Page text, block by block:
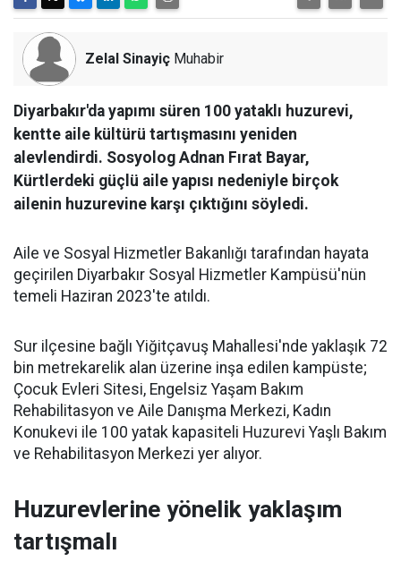
Zelal Sinayiç Muhabir
Diyarbakır'da yapımı süren 100 yataklı huzurevi,
kentte aile kültürü tartışmasını yeniden
alevlendirdi. Sosyolog Adnan Fırat Bayar,
Kürtlerdeki güçlü aile yapısı nedeniyle birçok
ailenin huzurevine karşı çıktığını söyledi.
Aile ve Sosyal Hizmetler Bakanlığı tarafından hayata
geçirilen Diyarbakır Sosyal Hizmetler Kampüsü'nün
temeli Haziran 2023'te atıldı.
Sur ilçesine bağlı Yiğitçavuş Mahallesi'nde yaklaşık 72
bin metrekarelik alan üzerine inşa edilen kampüste;
Çocuk Evleri Sitesi, Engelsiz Yaşam Bakım
Rehabilitasyon ve Aile Danışma Merkezi, Kadın
Konukevi ile 100 yatak kapasiteli Huzurevi Yaşlı Bakım
ve Rehabilitasyon Merkezi yer alıyor.
Huzurevlerine yönelik yaklaşım
tartışmalı